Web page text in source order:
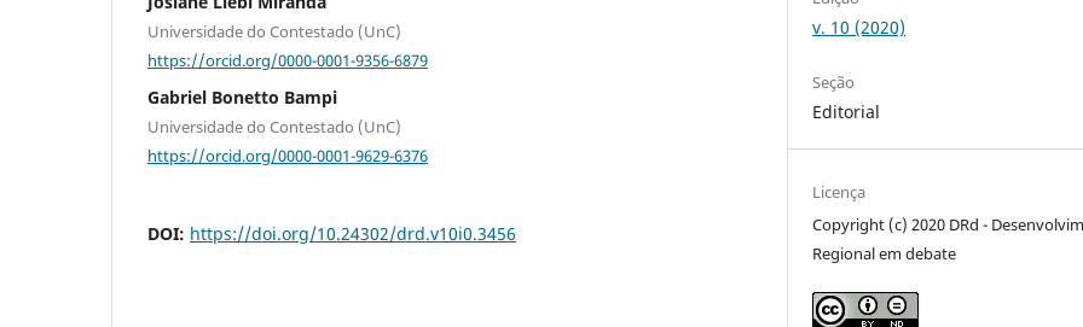
Universidade do Contestado (UnC)
https://orcid.org/0000-0001-9356-6879
Gabriel Bonetto Bampi
Universidade do Contestado (UnC)
https://orcid.org/0000-0001-9629-6376
DOI: https://doi.org/10.24302/drd.v10i0.3456
v. 10 (2020)
Seção
Editorial
Licença
Copyright (c) 2020 DRd -
Regional em debate